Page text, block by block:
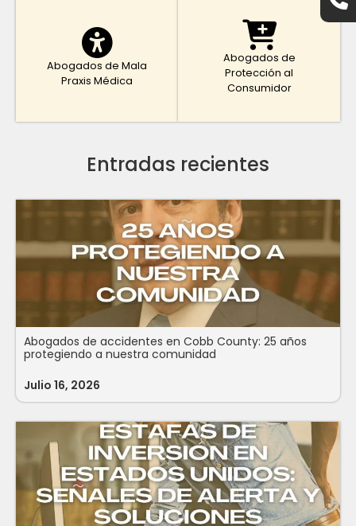
Abogados de Mala
Praxis Médica
Abogados de
Protección al
Consumidor
Entradas recientes
Abogados de accidentes en Cobb County: 25 años
protegiendo a nuestra comunidad
Julio 16, 2026